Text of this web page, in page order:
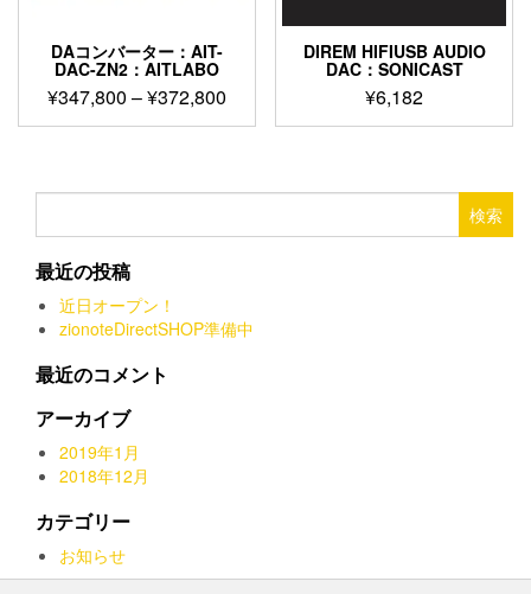
ー
シ
ョ
ン
が
ま
択
DAコンバーター：AIT-
DAC-ZN2：AITLABO
¥347,800 –¥372,800価
格
–
こ
品
数
の
バ
リ
エ
ョ
ン
ま
DIREM HIFIUSB AUDIO
DAC：SONICAST
¥6,182
最近の投稿
近日オープン！
zionoteDirectSHOP準備中
最近のコメント
アーカイブ
2019年1月
2018年12月
カテゴリー
お知らせ